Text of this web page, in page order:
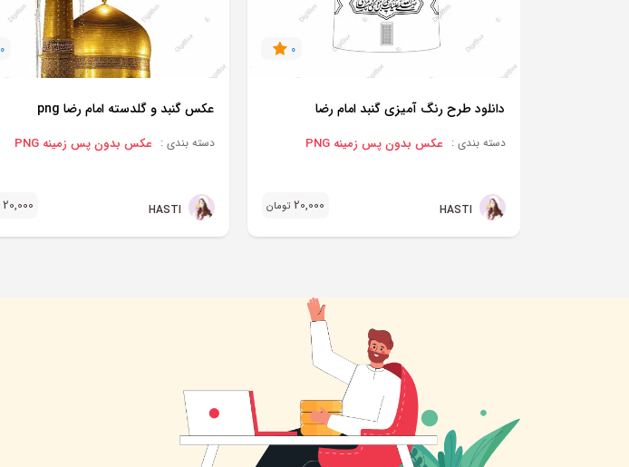
0
دانلود طرح رنگ آمیزی گنبد امام رضا
دسته بندی : عکس بدون پس زمینه PNG
HASTI
20,000 تومان
0
عکس گنبد و گلدسته امام رضا png
دسته بندی : عکس بدون پس زمینه PNG
HASTI
20,000